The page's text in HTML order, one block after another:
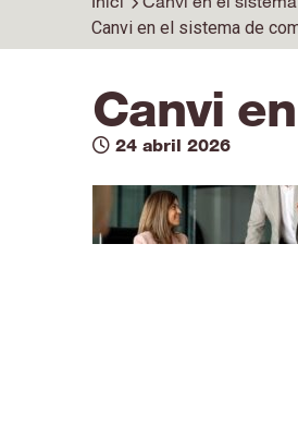
Canvi en el sistema de
Canvi
24 abril 2026